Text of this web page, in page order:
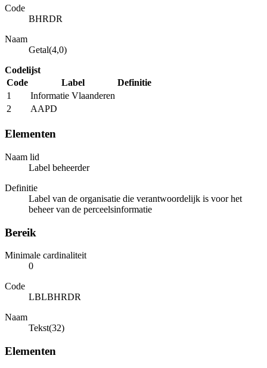
Code
BHRDR
Naam
Getal(4,0)
Codelijst
Code
Label
Definitie
1
Informatie Vlaanderen
2
AAPD
Elementen
Naam lid
Label beheerder
Definitie
Label van de organisatie die verantwoordelijk is voor het
beheer van de perceelsinformatie
Bereik
Minimale cardinaliteit
0
Code
LBLBHRDR
Naam
Tekst(32)
Elementen